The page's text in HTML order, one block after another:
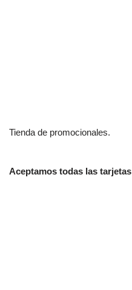
Tienda de promocionales.
Aceptamos todas las tarjetas